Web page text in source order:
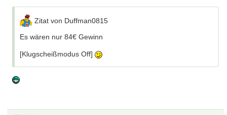
Zitat von Duffman0815
Es wären nur 84€ Gewinn
[Klugscheißmodus Off]